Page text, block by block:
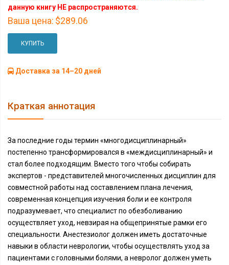
данную книгу НЕ распространяются.
Ваша цена: $289.06
КУПИТЬ
Доставка за 14–20 дней
Краткая аннотация
За последние годы термин «многодисциплинарный»
постепенно трансформировался в «междисциплинарный» и
стал более подходящим. Вместо того чтобы собирать
экспертов - представителей многочисленных дисциплин для
совместной работы над составлением плана лечения,
современная концепция изучения боли и ее контроля
подразумевает, что специалист по обезболиванию
осуществляет уход, невзирая на общепринятые рамки его
специальности. Анестезиолог должен иметь достаточные
навыки в области неврологии, чтобы осуществлять уход за
пациентами с головными болями, а невролог должен уметь